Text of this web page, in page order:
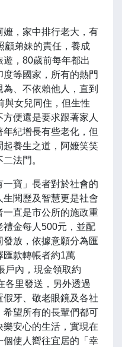
，家中排行老大，有
顧弟妹的責任，養成
，80歲前每年都出
等國家，所有的熱門
、不依賴他人，直到
與女兒同住，但生性
便還是要求跟著家人
紀增長有些老化，但
養生之道，阿嬤笑笑
法門。
寶」長者對於社會的
閱歷及智慧更是社會
直是市公所的施政重
金每人500元，並配
放，依據意願分為匯
匯款轉帳者約1萬
戶內，現金領取約
各里發送，另外透過
牙、敬老眼鏡及各社
希望所有的長輩們都可
樂安心的生活，實現在
使人嚮往宜居的「幸